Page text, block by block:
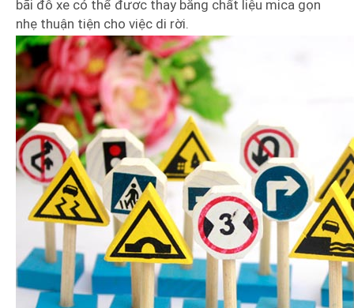
bãi đỗ xe có thể đươc thay bằng chất liệu mica gọn
nhẹ thuận tiện cho việc di rời.